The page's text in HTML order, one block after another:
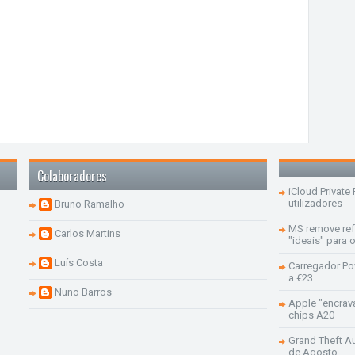
Colaboradores
Bruno Ramalho
Carlos Martins
Luís Costa
Nuno Barros
iCloud Private
utilizadores
MS remove
"ideais" para
Carregador
a €23
Apple
chips A20
Grand Theft
de Agosto